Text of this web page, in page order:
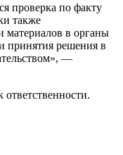
проверка по факту
также
материалов в органы
принятия решения в
—
ответственности.